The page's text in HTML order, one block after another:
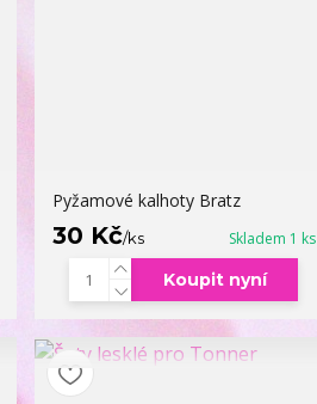
Pyžamové kalhoty Bratz
30 Kč/ks Skladem 1 ks
Koupit nyní